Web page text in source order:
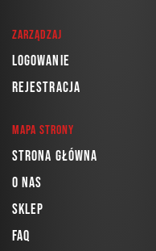
Zarządzaj
Logowanie
Rejestracja
Mapa strony
Strona główna
O nas
Sklep
FAQ